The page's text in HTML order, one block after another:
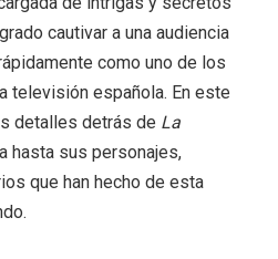
cautivar a una audiencia
como uno de los
televisión española. En este
detalles detrás de La
hasta sus personajes,
que han hecho de esta